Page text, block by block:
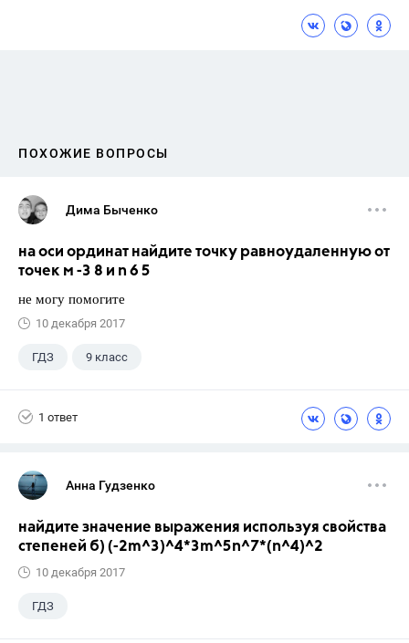
ПОХОЖИЕ ВОПРОСЫ
Дима Быченко
на оси ординат найдите точку равноудаленную от
точек м -3 8 и n 6 5
не могу помогите
10 декабря 2017
ГДЗ 9 класс
1 ответ
Анна Гудзенко
найдите значение выражения используя свойства
степеней б) (-2m^3)^4*3m^5n^7*(n^4)^2
10 декабря 2017
ГДЗ